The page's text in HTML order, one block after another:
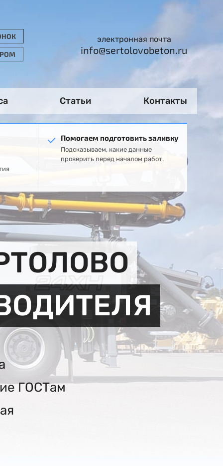
электронная почта
info@sertolovobeton.ru
Статьи Контакты
Помогаем подготовить заливку
Подсказываем, какие данные
проверить перед началом работ.
ГОСТам